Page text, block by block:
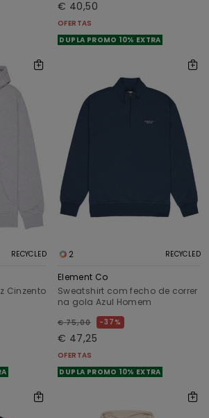
€ 40,50
OFERTAS
DUPLA PROMO 10% EXTRA
RECYCLED
Cinzento
2 RECYCLED
Element Co
Sweatshirt com fecho de correr
na gola Azul Homem
€ 75,00 37%
€ 47,25
OFERTAS
DUPLA PROMO 10% EXTRA